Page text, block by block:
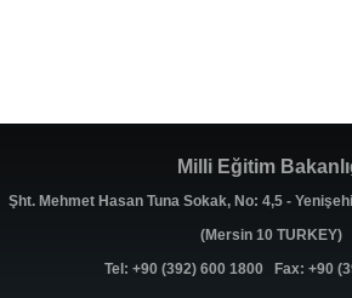
Milli Eğitim
Şht. Mehmet Hasan Tuna Sokak, No: 4,5 -
(Mersin 10 TURKEY)
Tel: +90 (392) 600 1800 Fax: +90